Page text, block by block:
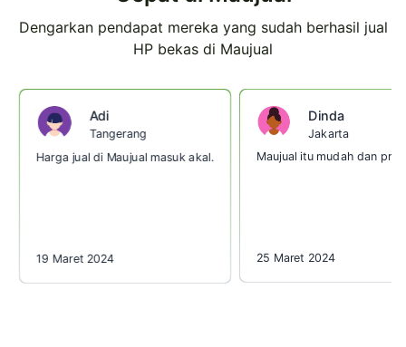
Dengarkan pendapat mereka yang sudah berhasil jual
HP bekas di Maujual
Adi
Tangerang
Harga jual di Maujual masuk akal.
19 Maret 2024
Dinda
Jakarta
Maujual itu mudah dan
25 Maret 2024